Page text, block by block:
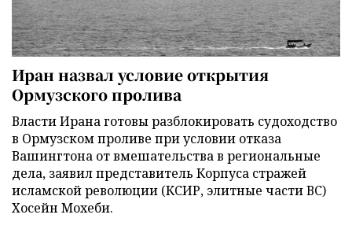
Иран назвал условие открытия
Ормузского пролива
Власти Ирана готовы разблокировать судоходство
в Ормузском проливе при условии отказа
Вашингтона от вмешательства в региональные
дела, заявил представитель Корпуса стражей
исламской революции (КСИР, элитные части ВС)
Хосейн Мохеби.